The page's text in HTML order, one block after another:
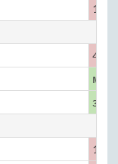
1270
4
120